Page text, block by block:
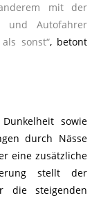
mit der
und Autofahrer
sonst“, betont
sowie
durch Nässe
eine zusätzliche
stellt der
die steigenden